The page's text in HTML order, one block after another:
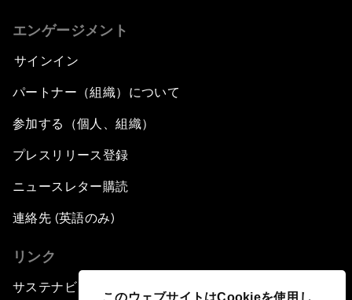
このウェブサイトはCookieを使用し
エンゲージメント
サインイン
パートナー（組織）について
参加する（個人、組織）
プレスリリース登録
ニュースレター購読
連絡先 (英語のみ)
リンク
サステナビリティへの取り組み